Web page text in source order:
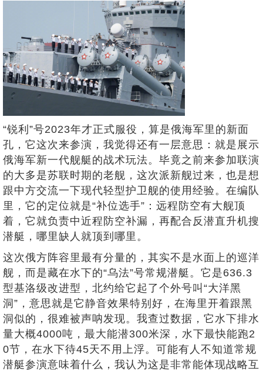
“锐利”号2023年才正式服役，算是俄海军里的新面
孔，它这次来参演，我觉得还有一层意思：就是展示
俄海军新一代舰艇的战术玩法。毕竟之前来参加联演
的大多是苏联时期的老舰，这次派新舰过来，也是想
跟中方交流一下现代轻型护卫舰的使用经验。在编队
里，它的定位就是“补位选手”：远程防空有大舰顶
着，它就负责中近程防空补漏，再配合反潜直升机搜
潜艇，哪里缺人就顶到哪里。
这次俄方阵容里最有分量的，其实不是水面上的巡洋
舰，而是藏在水下的“乌法”号常规潜艇。它是636.3
型基洛级改进型，北约给它起了个外号叫“大洋黑
洞”，意思就是它静音效果特别好，在海里开着跟黑
洞似的，很难被声呐发现。我查过数据，它水下排水
量大概4000吨，最大能潜300米深，水下最快能跑2
0节，在水下待45天不用上浮。可能有人不知道常规
潜艇参演意味着什么，我认为这是非常能体现战略互